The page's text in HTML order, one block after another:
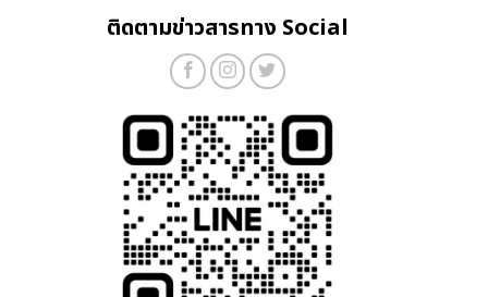
ติดตามข่าวสารทาง Social